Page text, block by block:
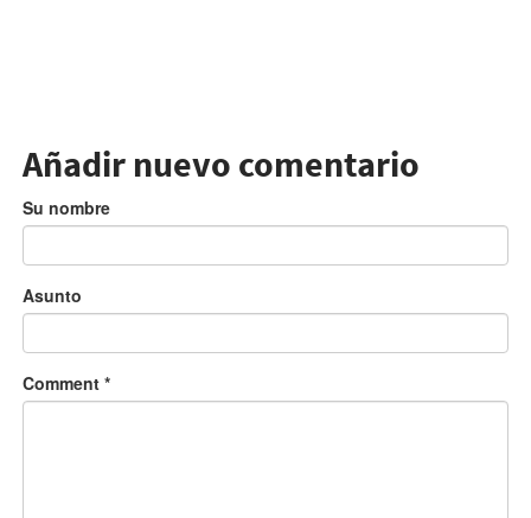
Añadir nuevo comentario
Su nombre
Asunto
Comment *